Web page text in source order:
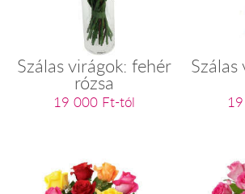
Szálas virágok: fehér
rózsa
19 000 Ft-tól
Szálas